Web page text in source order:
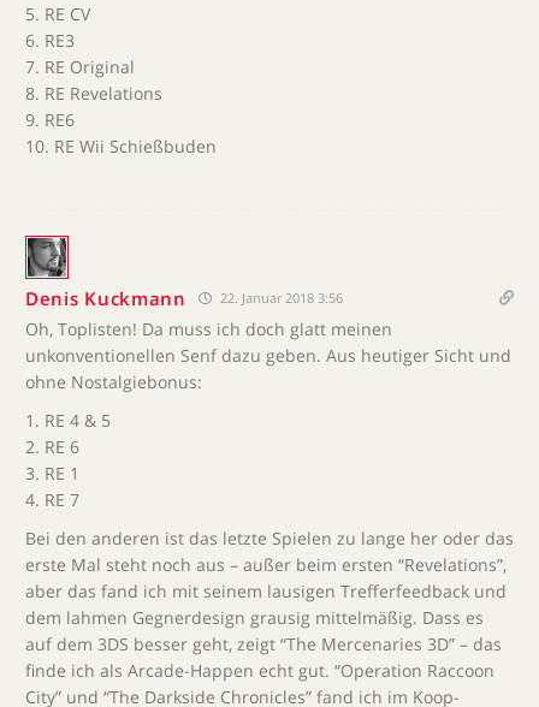
5. RE CV
6. RE3
7. RE Original
8. RE Revelations
9. RE6
10. RE Wii Schießbuden
Denis Kuckmann 22. Januar 2018 3:56
Oh, Toplisten! Da muss ich doch glatt meinen
unkonventionellen Senf dazu geben. Aus heutiger Sicht und
ohne Nostalgiebonus:
1. RE 4 & 5
2. RE 6
3. RE 1
4. RE 7
Bei den anderen ist das letzte Spielen zu lange her oder das
erste Mal steht noch aus – außer beim ersten “Revelations”,
aber das fand ich mit seinem lausigen Trefferfeedback und
dem lahmen Gegnerdesign grausig mittelmäßig. Dass es
auf dem 3DS besser geht, zeigt “The Mercenaries 3D” – das
finde ich als Arcade-Happen echt gut. “Operation Raccoon
City” und “The Darkside Chronicles” fand ich im Koop-